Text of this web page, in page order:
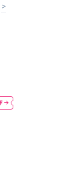
>